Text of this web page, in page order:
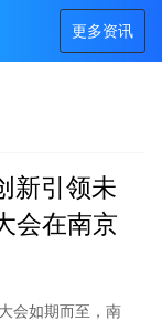
更多资讯
新引领未
会在南京
会如期而至，南